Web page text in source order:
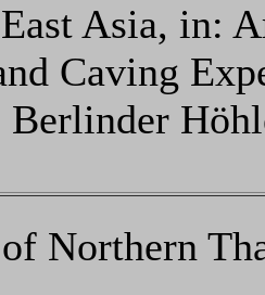
Asia, in:
Caving
Northern